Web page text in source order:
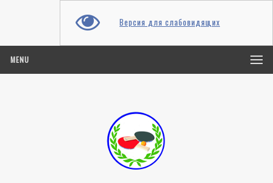
Версия для слабовидящих
MENU